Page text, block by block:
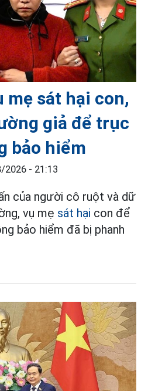
mẹ sát hại con,
giả để trục
bảo hiểm
2026 - 21:13
của người cô ruột và dữ
vụ mẹ sát hại con để
bảo hiểm đã bị phanh